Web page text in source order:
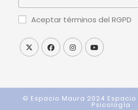
Aceptar términos del RGPD
© Espacio Maura 2024
Psicología